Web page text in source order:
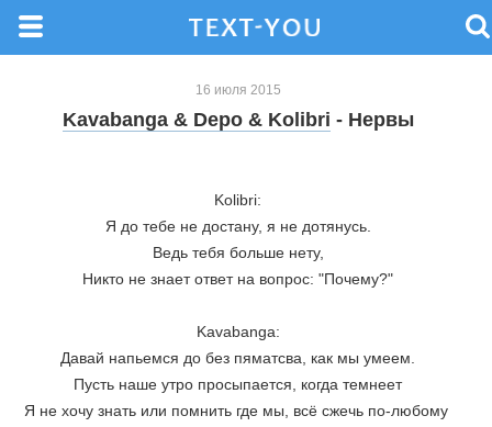
16 июля 2015
Kavabanga & Depo & Kolibri - Нервы
Kolibri:
Я до тебе не достану, я не дотянусь.
Ведь тебя больше нету,
Никто не знает ответ на вопрос: "Почему?"
Kavabanga:
Давай напьемся до без пяматсва, как мы умеем.
Пусть наше утро просыпается, когда темнеет
Я не хочу знать или помнить где мы, всё сжечь по-любому